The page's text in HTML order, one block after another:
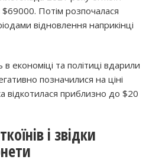
$69000. Потім розпочалася
відновлення наприкінці
в економіці та політиці вдарили
позначилися на ціні
відкотилася приблизно до $20
і звідки